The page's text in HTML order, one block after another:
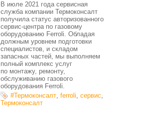
В июле 2021 года сервисная
служба компании Термоконсалт
получила статус авторизованного
сервис-центра по газовому
оборудованию Ferroli. Обладая
должным уровнем подготовки
специалистов, и складом
запасных частей, мы выполняем
полный комплекс услуг
по монтажу, ремонту,
обслуживанию газового
оборудования Ferroli.
#Термоконсалт, ferroli, сервис,
Термоконсалт